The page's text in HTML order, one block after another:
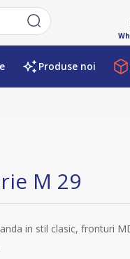
Produse noi
M 29
in stil clasic, fronturi